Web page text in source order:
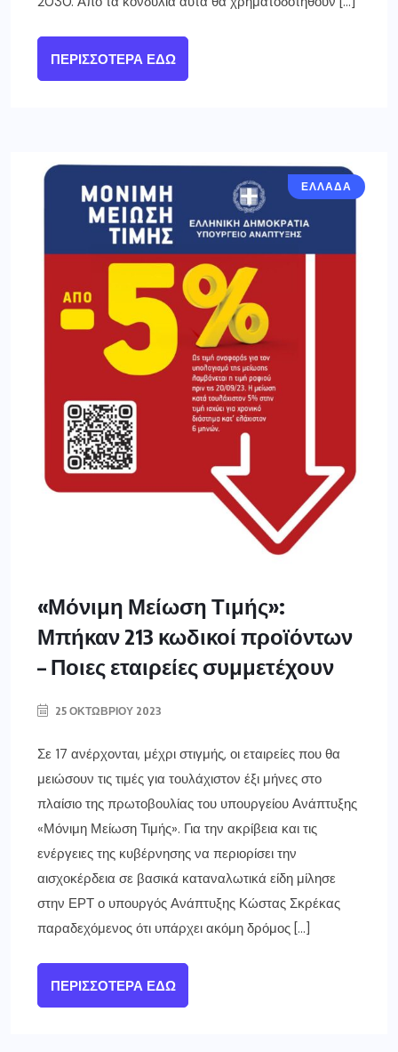
ΠΕΡΙΣΣΌΤΕΡΑ ΕΔΏ
ΕΛΛΑΔΑ
«Μόνιμη Μείωση Τιμής»:
Μπήκαν 213 κωδικοί προϊόντων
– Ποιες εταιρείες συμμετέχουν
25 ΟΚΤΩΒΡΊΟΥ 2023
Σε 17 ανέρχονται, μέχρι στιγμής, οι εταιρείες που θα
μειώσουν τις τιμές για τουλάχιστον έξι μήνες στο
πλαίσιο της πρωτοβουλίας του υπουργείου Ανάπτυξης
«Μόνιμη Μείωση Τιμής». Για την ακρίβεια και τις
ενέργειες της κυβέρνησης να περιορίσει την
αισχοκέρδεια σε βασικά καταναλωτικά είδη μίλησε
στην ΕΡΤ ο υπουργός Ανάπτυξης Κώστας Σκρέκας
παραδεχόμενος ότι υπάρχει ακόμη δρόμος […]
ΠΕΡΙΣΣΌΤΕΡΑ ΕΔΏ